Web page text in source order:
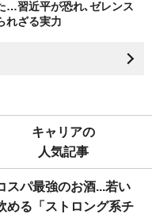
…習近平が恐れ､ゼレンス
れざる実力
キャリアの
人気記事
スパ最強のお酒...若い
める「ストロング系チ